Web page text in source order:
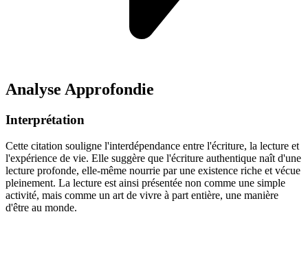
Analyse Approfondie
Interprétation
Cette citation souligne l'interdépendance entre l'écriture, la lecture et
l'expérience de vie. Elle suggère que l'écriture authentique naît d'une
lecture profonde, elle-même nourrie par une existence riche et vécue
pleinement. La lecture est ainsi présentée non comme une simple
activité, mais comme un art de vivre à part entière, une manière
d'être au monde.